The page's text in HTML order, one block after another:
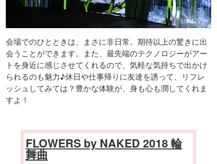
会場でのひとときは、まさに非日常。期待以上の驚きに出
会うことができます。また、最先端のテクノロジーがアー
トを身近に感じさせてくれるので、気軽な気持ちで出かけ
られるのも魅力♪休日や仕事帰りに友達を誘って、リフレ
ッシュしてみては？豊かな体験が、身も心も潤してくれま
すよ！
FLOWERS by NAKED 2018 輪
舞曲